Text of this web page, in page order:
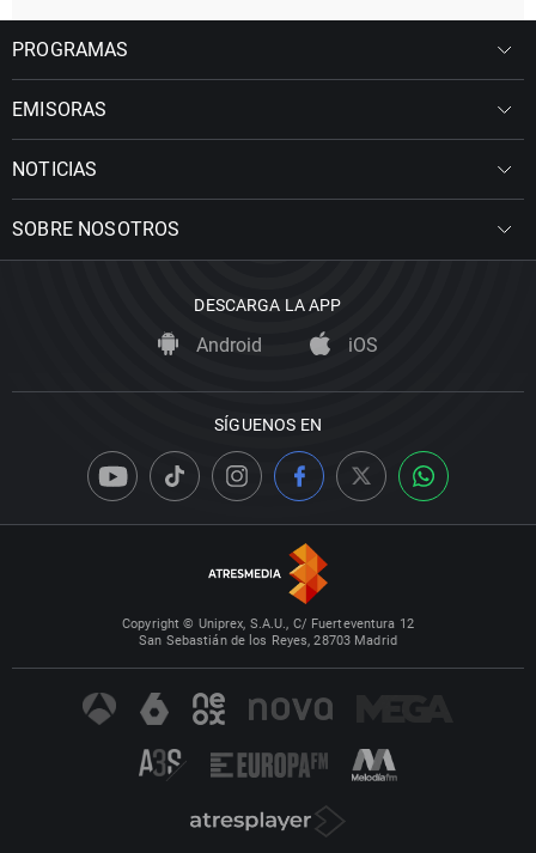
PROGRAMAS
EMISORAS
NOTICIAS
SOBRE NOSOTROS
DESCARGA LA APP
Android iOS
SÍGUENOS EN
Copyright © Uniprex, S.A.U., C/ Fuerteventura 12
San Sebastián de los Reyes, 28703 Madrid